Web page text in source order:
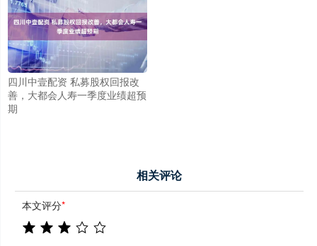
四川中壹配资 私募股权回报改
善，大都会人寿一季度业绩超预
期
相关评论
本文评分*